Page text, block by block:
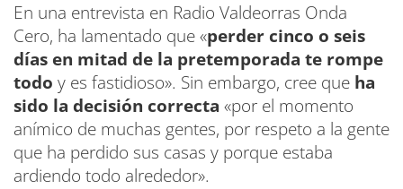
En una entrevista en Radio Valdeorras Onda
Cero, ha lamentado que «perder cinco o seis
días en mitad de la pretemporada te rompe
todo y es fastidioso». Sin embargo, cree que ha
sido la decisión correcta «por el momento
anímico de muchas gentes, por respeto a la gente
que ha perdido sus casas y porque estaba
ardiendo todo alrededor».